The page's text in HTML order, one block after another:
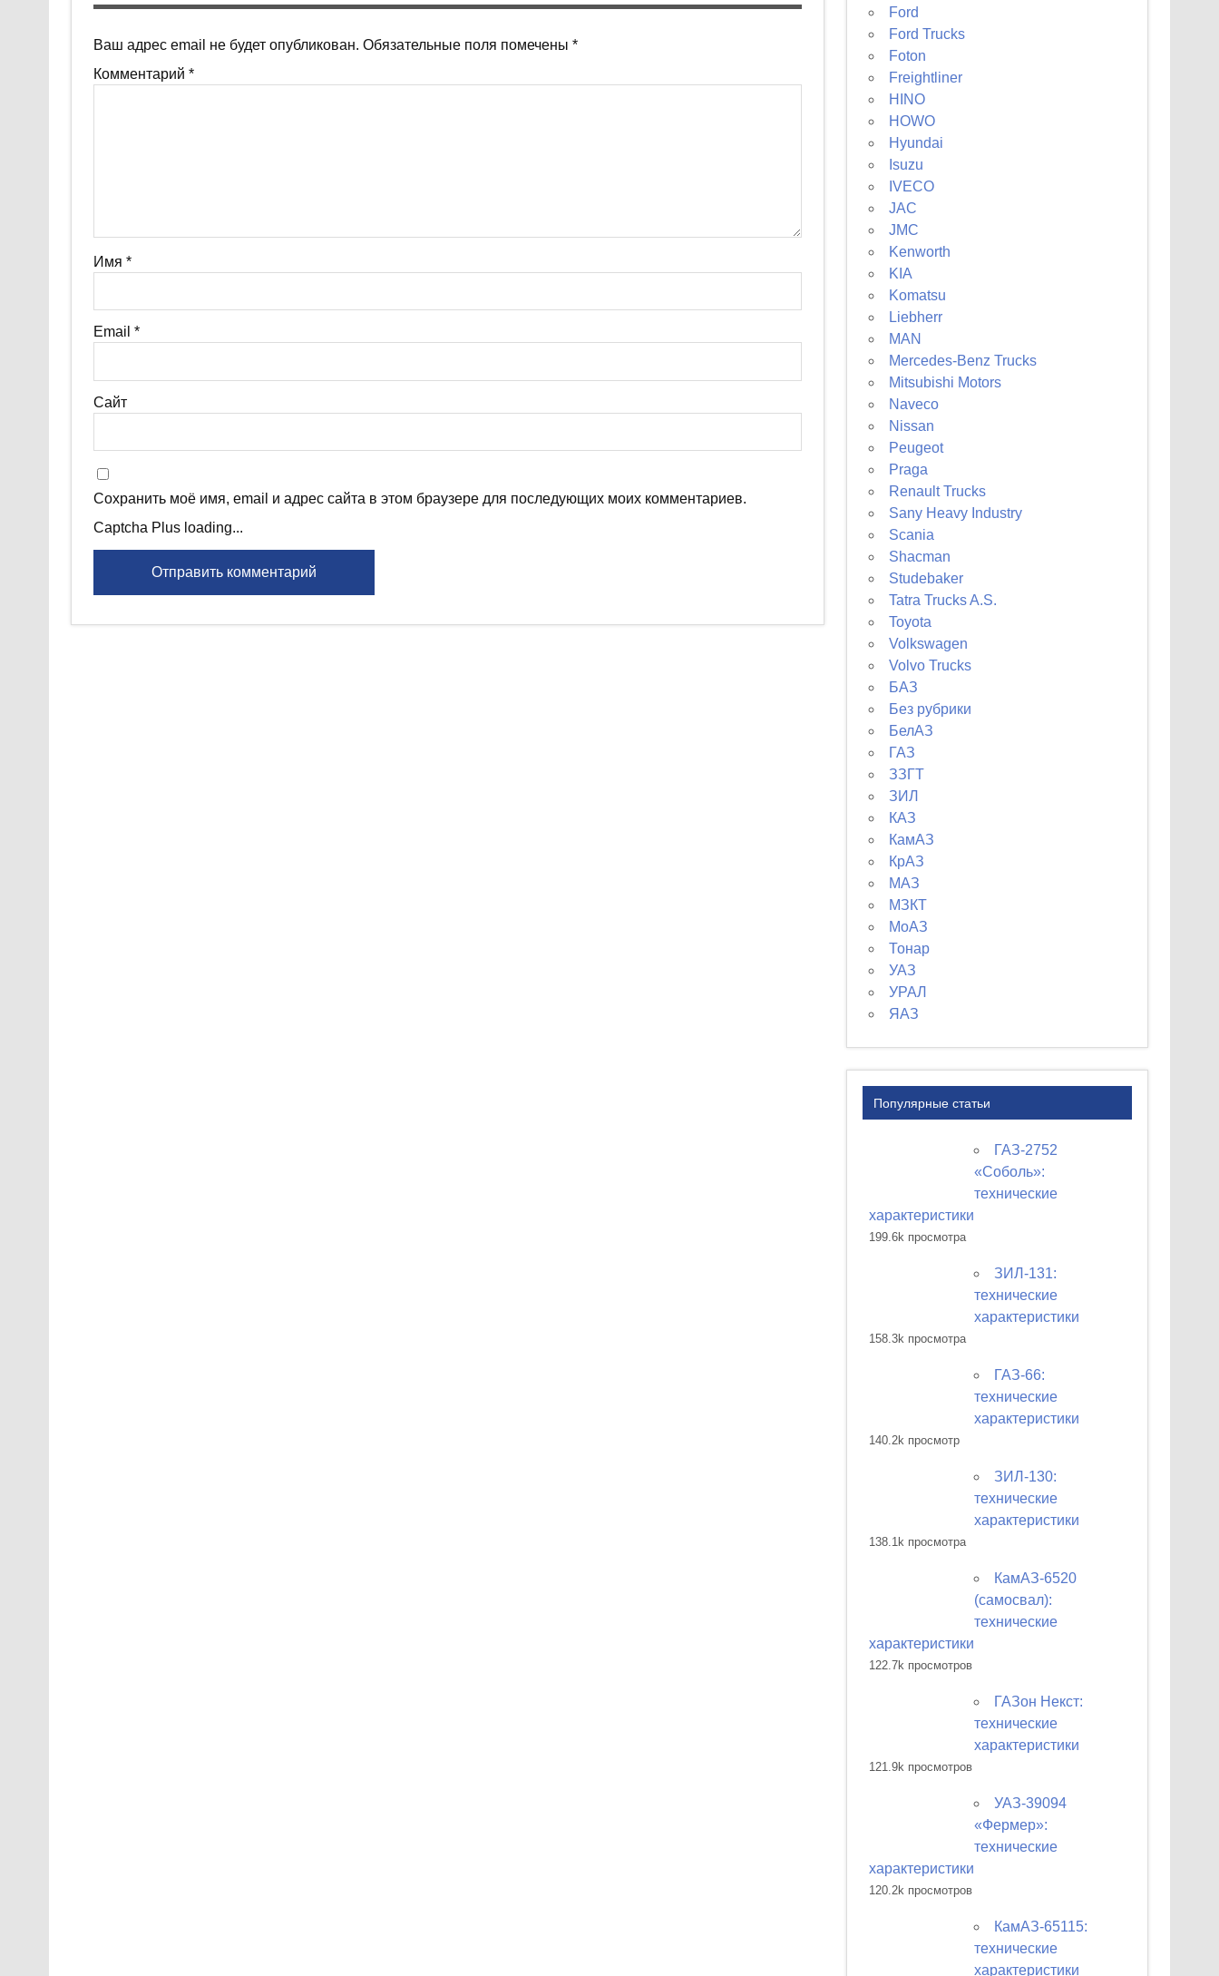
Ваш адрес email не будет опубликован. Обязательные поля помечены *
Комментарий *
Имя *
Email *
Сайт
Сохранить моё имя, email и адрес сайта в этом браузере для последующих моих комментариев.
Captcha Plus loading...
Ford
Ford Trucks
Foton
Freightliner
HINO
HOWO
Hyundai
Isuzu
IVECO
JAC
JMC
Kenworth
KIA
Komatsu
Liebherr
MAN
Mercedes-Benz Trucks
Mitsubishi Motors
Naveco
Nissan
Peugeot
Praga
Renault Trucks
Sany Heavy Industry
Scania
Shacman
Studebaker
Tatra Trucks A.S.
Toyota
Volkswagen
Volvo Trucks
БАЗ
Без рубрики
БелАЗ
ГАЗ
ЗЗГТ
ЗИЛ
КАЗ
КамАЗ
КрАЗ
МАЗ
МЗКТ
МоАЗ
Тонар
УАЗ
УРАЛ
ЯАЗ
Популярные статьи
ГАЗ-2752
«Соболь»:
технические
характеристики
199.6k просмотра
ЗИЛ-131:
технические
характеристики
158.3k просмотра
ГАЗ-66:
технические
характеристики
140.2k просмотр
ЗИЛ-130:
технические
характеристики
138.1k просмотра
КамАЗ-6520
(самосвал):
технические
характеристики
122.7k просмотров
ГАЗон Некст:
технические
характеристики
121.9k просмотров
УАЗ-39094
«Фермер»:
технические
характеристики
120.2k просмотров
КамАЗ-65115:
технические
характеристики